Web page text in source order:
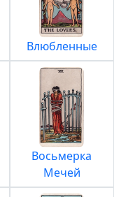
Влюбленные
Восьмерка
Мечей